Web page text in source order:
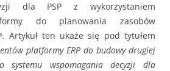
dla PSP z wykorzystaniem
do planowania zasobów
Artykuł ten ukaże się pod tytułem
platformy ERP do budowy drugiej
systemu wspomagania decyzji dla